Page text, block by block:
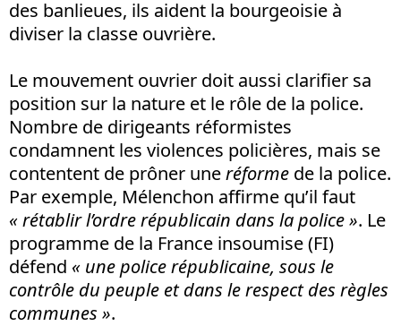
des banlieues, ils aident la bourgeoisie à
diviser la classe ouvrière.
Le mouvement ouvrier doit aussi clarifier sa
position sur la nature et le rôle de la police.
Nombre de dirigeants réformistes
condamnent les violences policières, mais se
contentent de prôner uneréforme de la police.
Par exemple, Mélenchon affirme qu’il faut
«rétablir l’ordre républicain dans la police ». Le
programme de la France insoumise (FI)
défend « une police républicaine, sous le
contrôle du peuple et dans le respect des règles
communes ».